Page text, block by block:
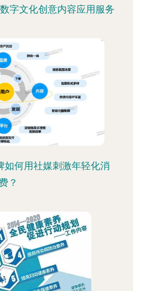
字文化创意内容应用服务
如何用社媒刺激年轻化消
费？